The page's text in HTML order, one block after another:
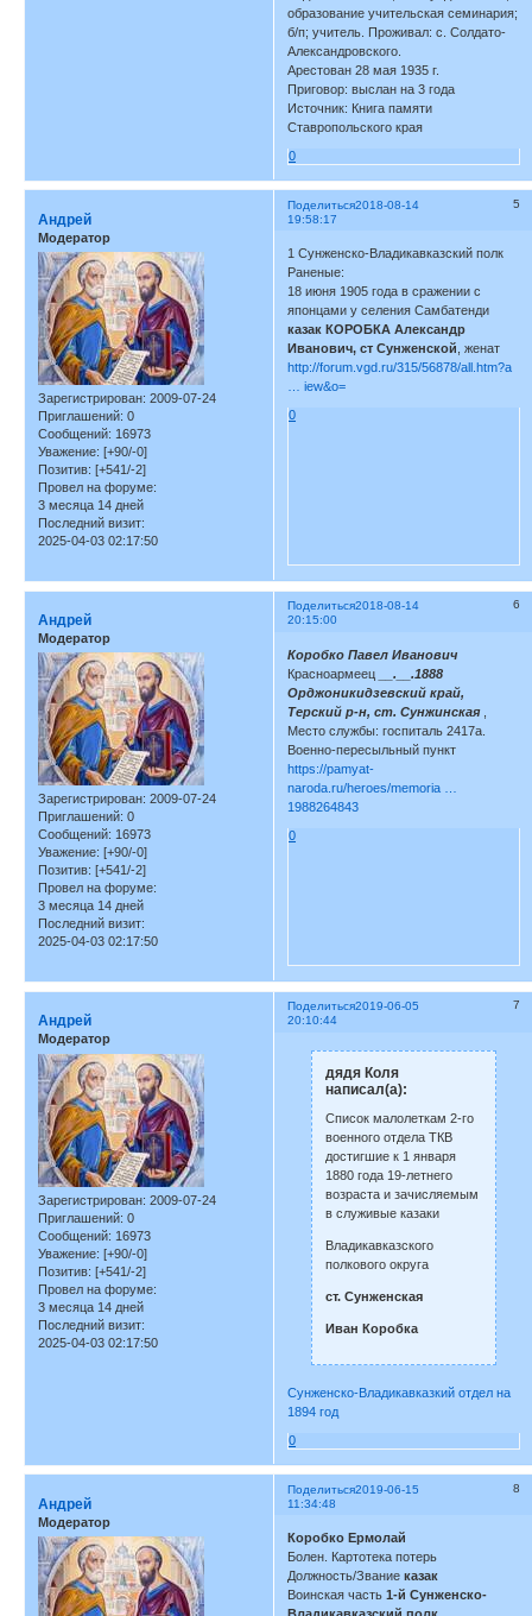
образование учительская семинария;
б/п; учитель. Проживал: с. Солдато-
Александровского.
Арестован 28 мая 1935 г.
Приговор: выслан на 3 года
Источник: Книга памяти
Ставропольского края
0
Поделиться 5
2018-08-14
19:58:17
Андрей
Модератор
Зарегистрирован: 2009-07-24
Приглашений: 0
Сообщений: 16973
Уважение: [+90/-0]
Позитив: [+541/-2]
Провел на форуме:
3 месяца 14 дней
Последний визит:
2025-04-03 02:17:50
1 Сунженско-Владикавказский полк
Раненые:
18 июня 1905 года в сражении с
японцами у селения Самбатенди
казак КОРОБКА Александр
Иванович, ст Сунженской , женат
http://forum.vgd.ru/315/56878/all.htm?a
… iew&o=
0
Поделиться 6
2018-08-14
20:15:00
Андрей
Модератор
Зарегистрирован: 2009-07-24
Приглашений: 0
Сообщений: 16973
Уважение: [+90/-0]
Позитив: [+541/-2]
Провел на форуме:
3 месяца 14 дней
Последний визит:
2025-04-03 02:17:50
Коробко Павел Иванович
Красноармеец
__.__.1888
Орджоникидзевский край,
Терский р-н, ст. Сунжинская,
Место службы: госпиталь 2417а.
Военно-пересыльный пункт
https://pamyat-
naroda.ru/heroes/memoria …
1988264843
0
Поделиться 7
2019-06-05
20:10:44
Андрей
Модератор
Зарегистрирован: 2009-07-24
Приглашений: 0
Сообщений: 16973
Уважение: [+90/-0]
Позитив: [+541/-2]
Провел на форуме:
3 месяца 14 дней
Последний визит:
2025-04-03 02:17:50
дядя Коля
написал(а):
Список малолеткам 2-го
военного отдела ТКВ
достигшие к 1 января
1880 года 19-летнего
возраста и зачисляемым
в служивые казаки
Владикавказского
полкового округа
ст. Сунженская
Иван Коробка
Сунженско-Владикавказкий отдел на
1894 год
0
Поделиться 8
2019-06-15
11:34:48
Андрей
Модератор
Коробко Ермолай
Болен. Картотека потерь
Должность/Званиеказак
Воинская часть1-й Сунженско-